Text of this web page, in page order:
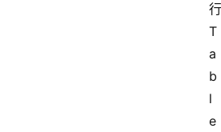
行
T
a
b
l
e